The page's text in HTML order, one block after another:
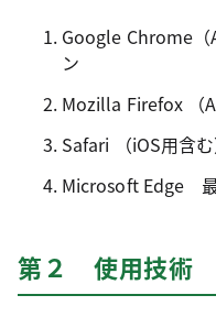
Google Chrome（
ン
Mozilla Firefox （
Safari （iOS用含
Microsoft Edge
第２ 使用技術